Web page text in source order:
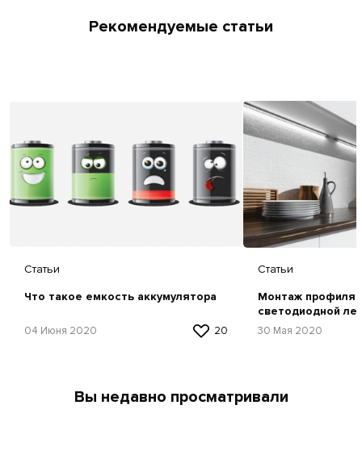
Рекомендуемые статьи
Статьи
Что такое емкость аккумулятора
04 Июня 2020 20
Статьи
Монтаж профиля
светодиодной
30 Мая 2020
Вы недавно просматривали